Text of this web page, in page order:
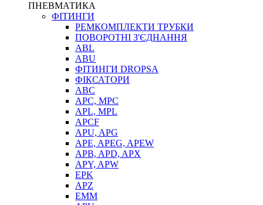
ПНЕВМАТИКА
ФІТИНГИ
РЕМКОМПЛЕКТИ ТРУБКИ
ПОВОРОТНІ З'ЄДНАННЯ
ABL
ABU
ФІТИНГИ DROPSA
ФІКСАТОРИ
ABC
APC, MPC
APL, MPL
APCF
APU, APG
APE, APEG, APEW
APB, APD, APX
APY, APW
EPK
APZ
EMM